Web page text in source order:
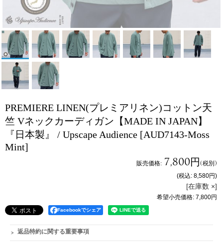
PREMIERE LINEN(プレミアリネン)コットン天
竺 Vネックカーディガン【MADE IN JAPAN】
『日本製』 / Upscape Audience [AUD7143-Moss
Mint]
販売価格: 7,800円(税別)
(税込: 8,580円)
[在庫数 ×]
希望小売価格: 7,800円
Facebookでシェア
返品特約に関する重要事項